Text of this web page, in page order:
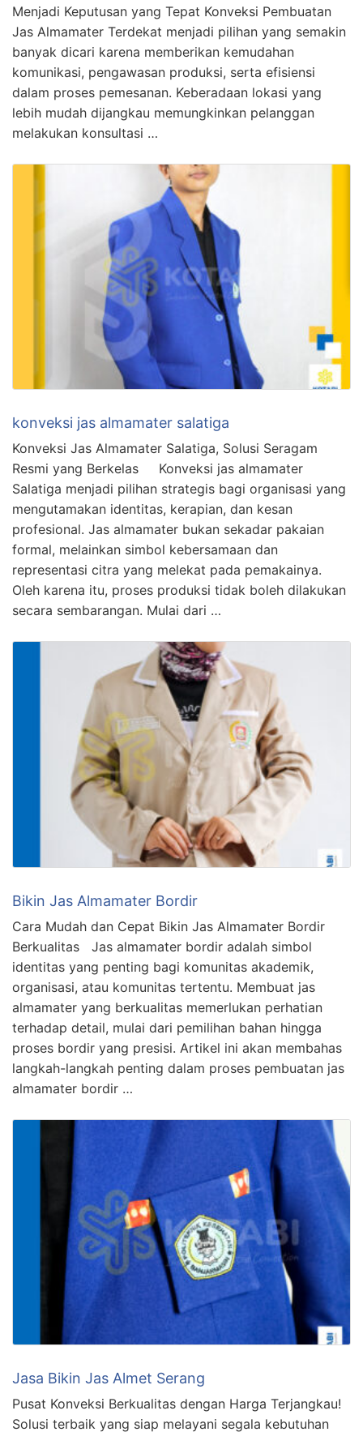
Menjadi Keputusan yang Tepat Konveksi Pembuatan
Jas Almamater Terdekat menjadi pilihan yang semakin
banyak dicari karena memberikan kemudahan
komunikasi, pengawasan produksi, serta efisiensi
dalam proses pemesanan. Keberadaan lokasi yang
lebih mudah dijangkau memungkinkan pelanggan
melakukan konsultasi …
konveksi jas almamater salatiga
Konveksi Jas Almamater Salatiga, Solusi Seragam
Resmi yang Berkelas Konveksi jas almamater
Salatiga menjadi pilihan strategis bagi organisasi yang
mengutamakan identitas, kerapian, dan kesan
profesional. Jas almamater bukan sekadar pakaian
formal, melainkan simbol kebersamaan dan
representasi citra yang melekat pada pemakainya.
Oleh karena itu, proses produksi tidak boleh dilakukan
secara sembarangan. Mulai dari …
Bikin Jas Almamater Bordir
Cara Mudah dan Cepat Bikin Jas Almamater Bordir
Berkualitas Jas almamater bordir adalah simbol
identitas yang penting bagi komunitas akademik,
organisasi, atau komunitas tertentu. Membuat jas
almamater yang berkualitas memerlukan perhatian
terhadap detail, mulai dari pemilihan bahan hingga
proses bordir yang presisi. Artikel ini akan membahas
langkah-langkah penting dalam proses pembuatan jas
almamater bordir …
Jasa Bikin Jas Almet Serang
Pusat Konveksi Berkualitas dengan Harga Terjangkau!
Solusi terbaik yang siap melayani segala kebutuhan